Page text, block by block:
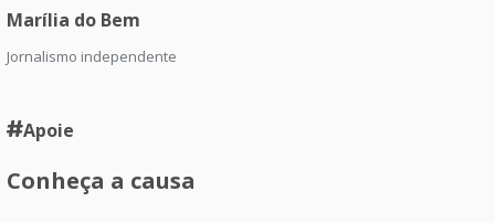
Marília do Bem
Jornalismo independente
Apoie
Conheça a causa